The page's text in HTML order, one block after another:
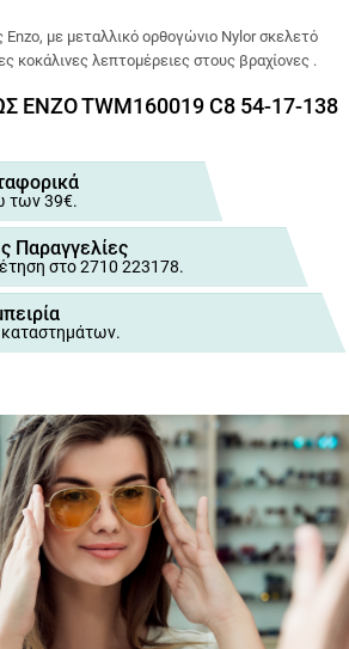
με μεταλλικό ορθογώνιο Nylor σκελετό
κοκάλινες λεπτομέρειες στους βραχίονες .
ENZO TWM160019 C8 54-17-138
των 39€.
Παραγγελίες
στο 2710 223178.